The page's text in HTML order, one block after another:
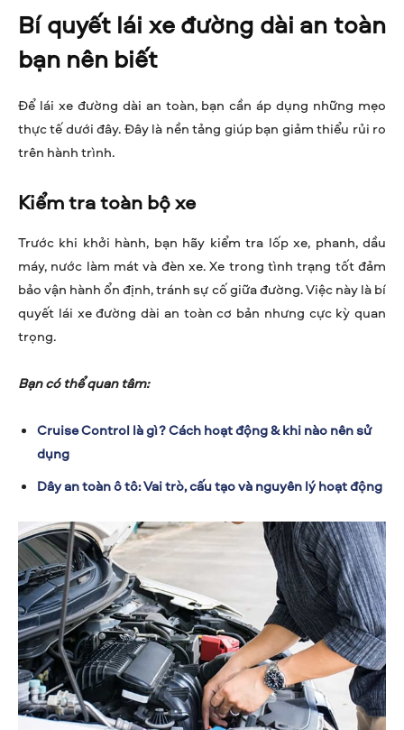
Bí quyết lái xe đường dài an toàn
bạn nên biết
Để lái xe đường dài an toàn, bạn cần áp dụng những mẹo
thực tế dưới đây. Đây là nền tảng giúp bạn giảm thiểu rủi ro
trên hành trình.
Kiểm tra toàn bộ xe
Trước khi khởi hành, bạn hãy kiểm tra lốp xe, phanh, dầu
máy, nước làm mát và đèn xe. Xe trong tình trạng tốt đảm
bảo vận hành ổn định, tránh sự cố giữa đường. Việc này là bí
quyết lái xe đường dài an toàn cơ bản nhưng cực kỳ quan
trọng.
Bạn có thể quan tâm:
Cruise Control là gì? Cách hoạt động & khi nào nên sử
dụng
Dây an toàn ô tô: Vai trò, cấu tạo và nguyên lý hoạt động